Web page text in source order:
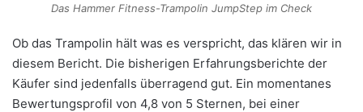
Das Hammer Fitness-Trampolin JumpStep im Check
Ob das Trampolin hält was es verspricht, das klären wir in
diesem Bericht. Die bisherigen Erfahrungsberichte der
Käufer sind jedenfalls überragend gut. Ein momentanes
Bewertungsprofil von 4,8 von 5 Sternen, bei einer